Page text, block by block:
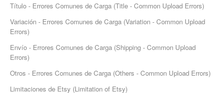
Título - Errores Comunes de Carga (Title - Common Upload Errors)
Variación - Errores Comunes de Carga (Variation - Common Upload
Errors)
Envío - Errores Comunes de Carga (Shipping - Common Upload
Errors)
Otros - Errores Comunes de Carga (Others - Common Upload Errors)
Limitaciones de Etsy (Limitation of Etsy)